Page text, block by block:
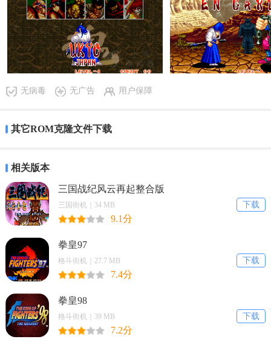
是一款十分经典的街机游戏，游戏的rom是.zip，游戏经久不衰，ro
游戏名称：侍魂零特别版
游戏类型：横版格斗
游戏语言：英文
制作发行：SNK | SNK
发行时间：2004
游戏下载
无病毒 无广告 用户保障
其它ROM克隆文件下载
相关版本
三国战纪风云再起整合版
下载
三国街机｜34 MB
9.1分
拳皇97
下载
格斗街机｜27.7 MB
7.4分
拳皇98
下载
格斗街机｜39 MB
7.2分